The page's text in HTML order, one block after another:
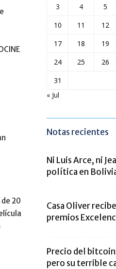
20
3
4 5
10
11 12
17
18 19
24
25 26
31
« Jul
Notas recientes
Ni Luis Arce, ni
política en
Casa Oliver
premios
Precio del
pero su terrible